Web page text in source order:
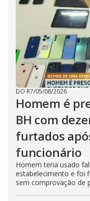
DO R7/05/08/2026
Homem é
BH com
furtados
funcionário
Homem teria usado
estabelecimento e foi
sem comprovação de